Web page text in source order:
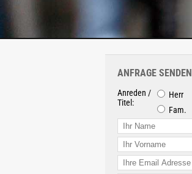
ANFRAGE SENDEN
Anreden /
Titel:
Herr
Fam.